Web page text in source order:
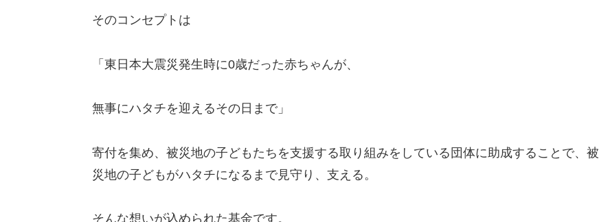
そのコンセプトは
「東日本大震災発生時に0歳だった赤ちゃんが、
無事にハタチを迎えるその日まで」
寄付を集め、被災地の子どもたちを支援する取り組みをしている団体に助成することで、被
災地の子どもがハタチになるまで見守り、支える。
そんな想いが込められた基金です。